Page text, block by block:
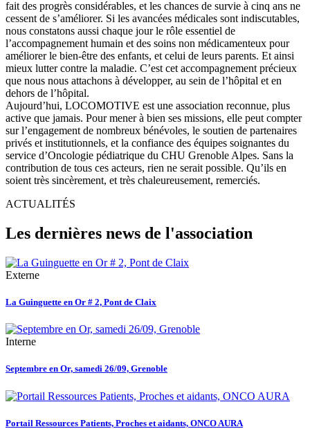
fait des progrès considérables, et les chances de survie à cinq ans ne
cessent de s’améliorer. Si les avancées médicales sont indiscutables,
nous constatons aussi chaque jour le rôle essentiel de
l’accompagnement humain et des soins non médicamenteux pour
améliorer le bien-être des enfants, et celui de leurs parents. Et ainsi
mieux lutter contre la maladie. C’est cet accompagnement précieux
que nous nous attachons à développer, au sein de l’hôpital et en
dehors de l’hôpital.
Aujourd’hui, LOCOMOTIVE est une association reconnue, plus
active que jamais. Pour mener à bien ses missions, elle peut compter
sur l’engagement de nombreux bénévoles, le soutien de partenaires
privés et institutionnels, et la confiance des équipes soignantes du
service d’Oncologie pédiatrique du CHU Grenoble Alpes. Sans la
contribution de tous ces acteurs, rien ne serait possible. Qu’ils en
soient très sincèrement, et très chaleureusement, remerciés.
ACTUALITÉS
Les dernières news de l'association
Externe
La Guinguette en Or # 2, Pont de Claix
Interne
Septembre en Or, samedi 26/09, Grenoble
Portail Ressources Patients, Proches et aidants, ONCO AURA